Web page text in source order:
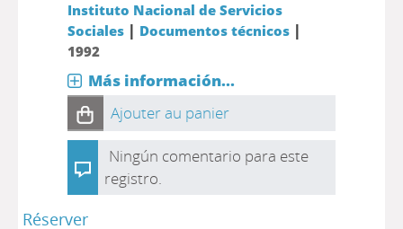
Instituto Nacional de Servicios
Sociales| Documentos técnicos|
1992
Más información...
Ajouter au panier
Ningún comentario para este
registro.
Réserver